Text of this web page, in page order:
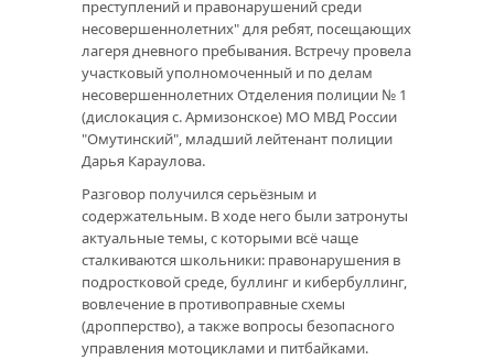
преступлений и правонарушений среди
несовершеннолетних" для ребят, посещающих
лагеря дневного пребывания. Встречу провела
участковый уполномоченный и по делам
несовершеннолетних Отделения полиции № 1
(дислокация с. Армизонское) МО МВД России
"Омутинский", младший лейтенант полиции
Дарья Караулова.
Разговор получился серьёзным и
содержательным. В ходе него были затронуты
актуальные темы, с которыми всё чаще
сталкиваются школьники: правонарушения в
подростковой среде, буллинг и кибербуллинг,
вовлечение в противоправные схемы
(дропперство), а также вопросы безопасного
управления мотоциклами и питбайками.